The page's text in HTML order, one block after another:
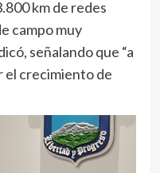
km de redes
campo muy
señalando que “a
el crecimiento de